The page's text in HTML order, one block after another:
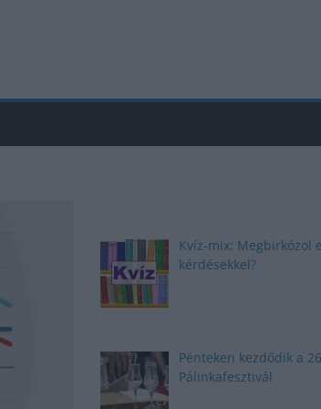
Kvíz-mix: Megbirkózol
kérdésekkel?
Pénteken kezdődik a
Pálinkafesztivál